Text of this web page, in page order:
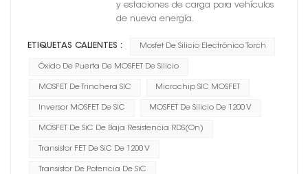
y estaciones de carga para vehículos
de nueva energía.
ETIQUETAS CALIENTES : Mosfet De Silicio Electrónico Torch
Óxido De Puerta De MOSFET De Silicio
MOSFET De Trinchera SIC Microchip SIC MOSFET
Inversor MOSFET De SIC MOSFET De Silicio De 1200 V
MOSFET De SiC De Baja Resistencia RDS(on)
Transistor FET De SiC De 1200 V
Transistor De Potencia De SiC